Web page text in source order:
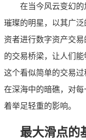
在当今风云变幻
璀璨的明星，以其广
资者进行数字资产交
的交易桥梁，让人们
这个看似简单的交易过
在深海中的暗礁，对
着举足轻重的影响。
最大滑点的